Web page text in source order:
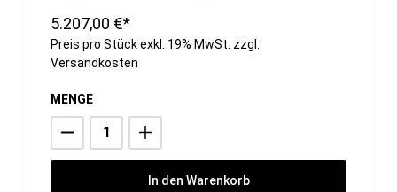
5.207,00 €*
Preis pro Stück exkl. 19% MwSt. zzgl.
Versandkosten
MENGE
In den Warenkorb